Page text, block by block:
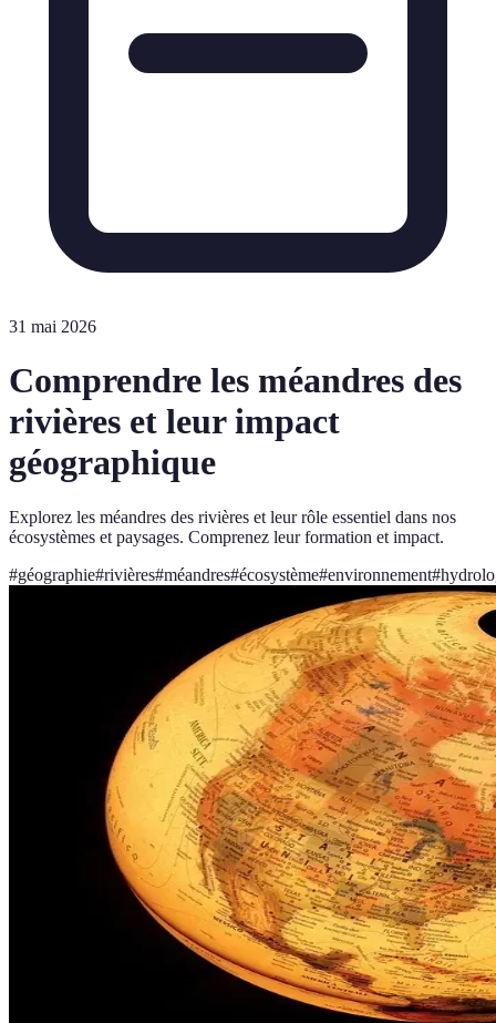
31 mai 2026
Comprendre les méandres des
rivières et leur impact
géographique
Explorez les méandres des rivières et leur rôle essentiel dans nos
écosystèmes et paysages. Comprenez leur formation et impact.
#géographie#rivières#méandres#écosystème#environnement#